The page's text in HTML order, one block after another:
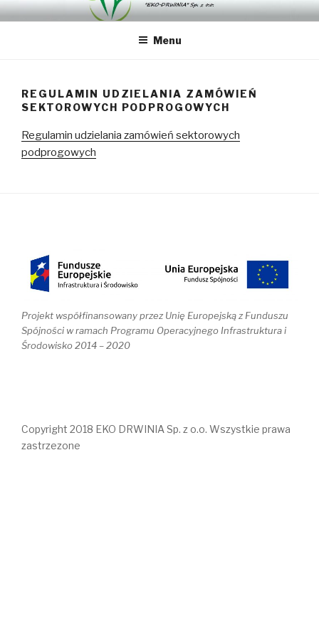
Przejdź
do
"EKO-DRWINIA" SP. Z O.O.
"EKO-DRWINIA" Sp. z o.o.
Menu
REGULAMIN UDZIELANIA ZAMÓWIEŃ
SEKTOROWYCH PODPROGOWYCH
Regulamin udzielania zamówień sektorowych
podprogowych
Projekt współfinansowany przez Unię Europejską z Funduszu
Spójności w ramach Programu Operacyjnego Infrastruktura i
Środowisko 2014 – 2020
Copyright 2018 EKO DRWINIA Sp. z o.o. Wszystkie prawa
zastrzezone